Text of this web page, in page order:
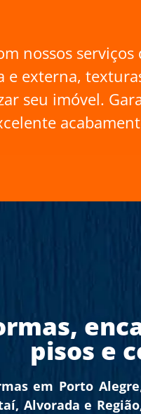
serviços de
texturas e
imóvel.
acabamento.
pisos e
em Porto Alegre
Alvorada e